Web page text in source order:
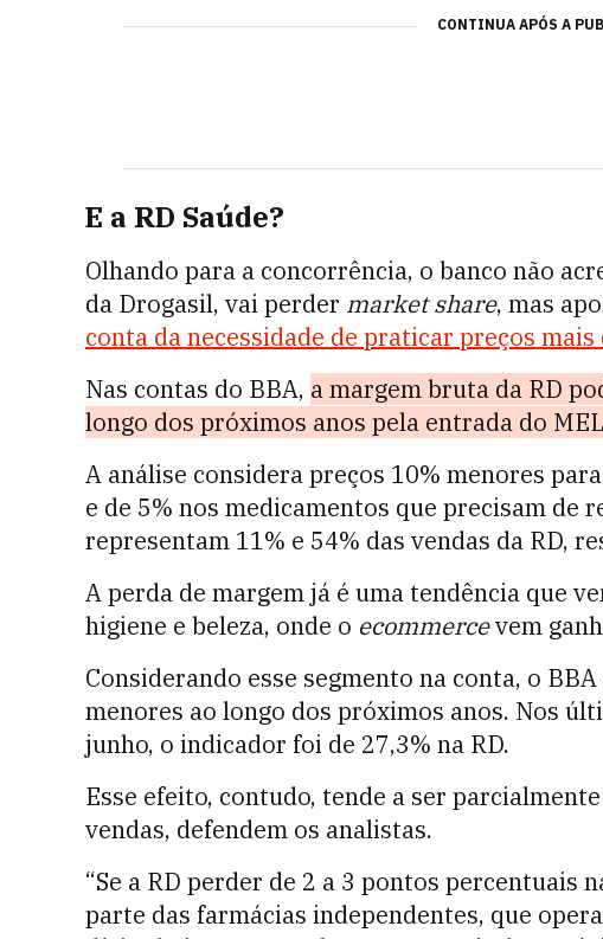
CONTINUA APÓS A
E a RD Saúde?
Olhando para a concorrência, o banco não
da Drogasil, vai perder market share, mas
conta da necessidade de praticar preços
Nas contas do BBA, a margem bruta da RD
longo dos próximos anos pela entrada do
A análise considera preços 10% menores
e de 5% nos medicamentos que precisam de
representam 11% e 54% das vendas da RD,
A perda de margem já é uma tendência que
higiene e beleza, onde o ecommercevem
Considerando esse segmento na conta, o
menores ao longo dos próximos anos. Nos
junho, o indicador foi de 27,3% na RD.
Esse efeito, contudo, tende a ser
vendas, defendem os analistas.
“Se a RD perder de 2 a 3 pontos percentuais
parte das farmácias independentes, que